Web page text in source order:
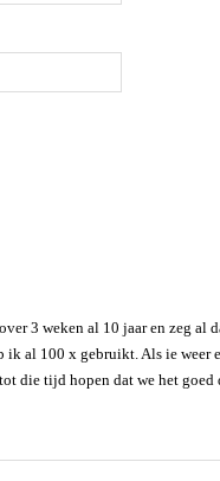
3 weken al 10 jaar en zeg al
al 100 x gebruikt. Als ie weer
die tijd hopen dat we het goed